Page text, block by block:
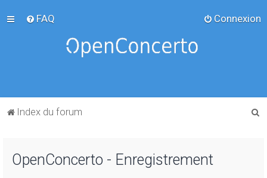
FAQ Connexion
Index du forum
OpenConcerto - Enregistrement